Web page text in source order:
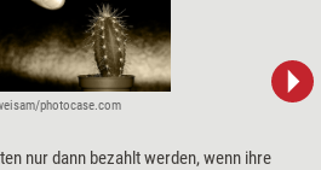
photocase.com
nur dann bezahlt werden, wenn ihre